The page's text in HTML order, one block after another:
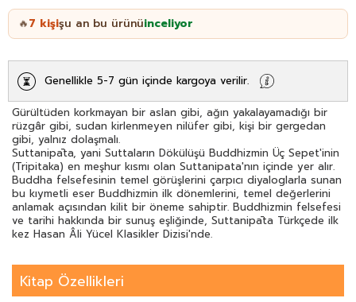
🔥7 kişişu an bu ürünüinceliyor
Genellikle 5-7 gün içinde kargoya verilir.
Gürültüden korkmayan bir aslan gibi, ağın yakalayamadığı bir
rüzgâr gibi, sudan kirlenmeyen nilüfer gibi, kişi bir gergedan
gibi, yalnız dolaşmalı.
Suttanipāta, yani Suttaların Dökülüşü Buddhizmin Üç Sepet'inin
(Tripitaka) en meşhur kısmı olan Suttanipata'nın içinde yer alır.
Buddha felsefesinin temel görüşlerini çarpıcı diyaloglarla sunan
bu kıymetli eser Buddhizmin ilk dönemlerini, temel değerlerini
anlamak açısından kilit bir öneme sahiptir. Buddhizmin felsefesi
ve tarihi hakkında bir sunuş eşliğinde, Suttanipāta Türkçede ilk
kez Hasan Âli Yücel Klasikler Dizisi'nde.
Kitap Özellikleri